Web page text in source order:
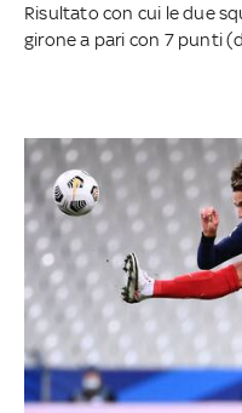
Risultato con cui le due
girone a pari con 7 punti